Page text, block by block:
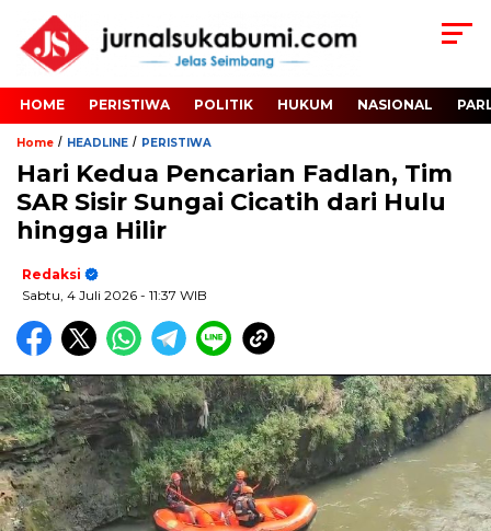
HOME PERISTIWA POLITIK HUKUM NASIONAL
Home / HEADLINE / PERISTIWA
Hari Kedua Pencarian Fadlan, Tim
SAR Sisir Sungai Cicatih dari Hulu
hingga Hilir
Redaksi
Sabtu, 4 Juli 2026 - 11:37 WIB